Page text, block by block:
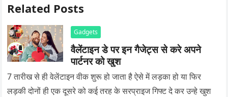
Related Posts
Gadgets
वैलेंटाइन डे पर इन गैजेट्स से करे अपने
पार्टनर को खुश
7 तारीख से ही वेलेंटाइन वीक शुरू हो जाता है ऐसे में लड़का हो या फिर
लड़की दोनों ही एक दूसरे को कई तरह के सरप्राइज गिफ्ट दे कर उन्हे खुश